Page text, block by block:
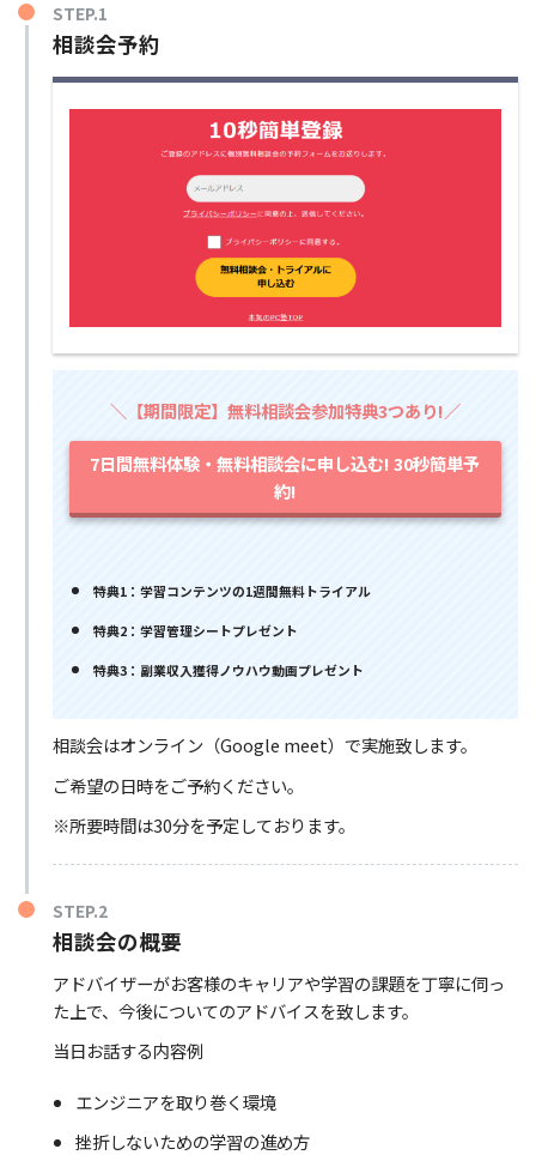
STEP.1
相談会予約
＼【期間限定】無料相談会参加特典3つあり!／
7日間無料体験・無料相談会に申し込む! 30秒簡単予
約!
特典1：学習コンテンツの1週間無料トライアル
特典2：学習管理シートプレゼント
特典3：副業収入獲得ノウハウ動画プレゼント
相談会はオンライン（Google meet）で実施致します。
ご希望の日時をご予約ください。
※所要時間は30分を予定しております。
STEP.2
相談会の概要
アドバイザーがお客様のキャリアや学習の課題を丁寧に伺っ
た上で、今後についてのアドバイスを致します。
当日お話する内容例
エンジニアを取り巻く環境
挫折しないための学習の進め方